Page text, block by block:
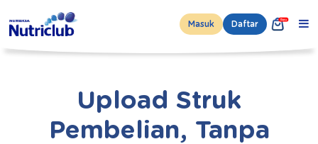
Masuk Daftar
Upload Struk
Pembelian, Tanpa